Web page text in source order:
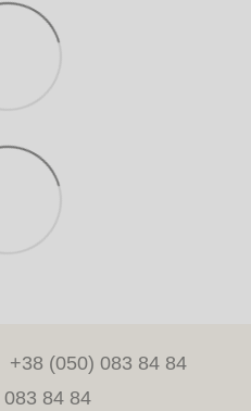
+38 (050) 083 84 84
84 84